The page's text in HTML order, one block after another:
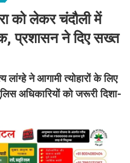
को लेकर चंदौली में
प्रशासन ने दिए सख्त
ने आगामी त्योहारों के लिए
अधिकारियों को जरूरी दिशा-